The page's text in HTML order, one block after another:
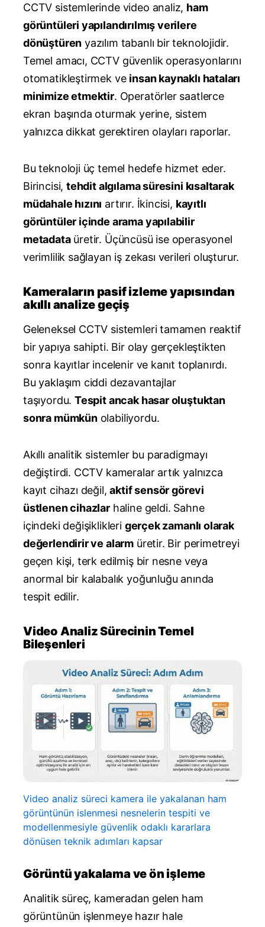
CCTV sistemlerinde video analiz, ham
görüntüleri yapılandırılmış verilere
dönüştüren yazılım tabanlı bir teknolojidir.
Temel amacı, CCTV güvenlik operasyonlarını
otomatikleştirmek ve insan kaynaklı hataları
minimize etmektir. Operatörler saatlerce
ekran başında oturmak yerine, sistem
yalnızca dikkat gerektiren olayları raporlar.
Bu teknoloji üç temel hedefe hizmet eder.
Birincisi,tehdit algılama süresini kısaltarak
müdahale hızını artırır. İkincisi, kayıtlı
görüntüler içinde arama yapılabilir
metadataüretir. Üçüncüsü ise operasyonel
verimlilik sağlayan iş zekası verileri oluşturur.
Kameraların pasif izleme yapısından
akıllı analize geçiş
Geleneksel CCTV sistemleri tamamen reaktif
bir yapıya sahipti. Bir olay gerçekleştikten
sonra kayıtlar incelenir ve kanıt toplanırdı.
Bu yaklaşım ciddi dezavantajlar
taşıyordu.Tespit ancak hasar oluştuktan
sonra mümkünolabiliyordu.
Akıllı analitik sistemler bu paradigmayı
değiştirdi. CCTV kameralar artık yalnızca
kayıt cihazı değil,aktif sensör görevi
üstlenen cihazlarhaline geldi. Sahne
içindeki değişiklikleri gerçek zamanlı olarak
değerlendirir ve alarm üretir. Bir perimetreyi
geçen kişi, terk edilmiş bir nesne veya
anormal bir kalabalık yoğunluğu anında
tespit edilir.
Video Analiz Sürecinin Temel
Bileşenleri
Video analiz süreci kamera ile yakalanan ham
görüntünün islenmesi nesnelerin tespiti ve
modellenmesiyle güvenlik odaklı kararlara
dönüsen teknik adımları kapsar
Görüntü yakalama ve ön işleme
Analitik süreç, kameradan gelen ham
görüntünün işlenmeye hazır hale